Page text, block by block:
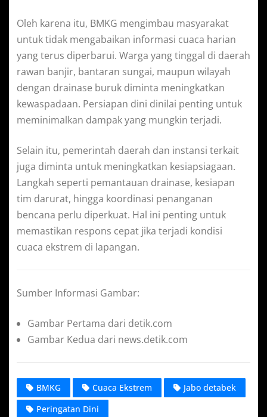
Oleh karena itu, BMKG mengimbau masyarakat
untuk tidak mengabaikan informasi cuaca harian
yang terus diperbarui. Warga yang tinggal di daerah
rawan banjir, bantaran sungai, maupun wilayah
dengan drainase buruk diminta meningkatkan
kewaspadaan. Persiapan dini dinilai penting untuk
meminimalkan dampak yang mungkin terjadi.
Selain itu, pemerintah daerah dan instansi terkait
juga diminta untuk meningkatkan kesiapsiagaan.
Langkah seperti pemantauan drainase, kesiapan
tim darurat, hingga koordinasi penanganan
bencana perlu diperkuat. Hal ini penting untuk
memastikan respons cepat jika terjadi kondisi
cuaca ekstrem di lapangan.
Sumber Informasi Gambar:
Gambar Pertama dari detik.com
Gambar Kedua dari news.detik.com
BMKG Cuaca Ekstrem
Jabo detabek
Peringatan Dini